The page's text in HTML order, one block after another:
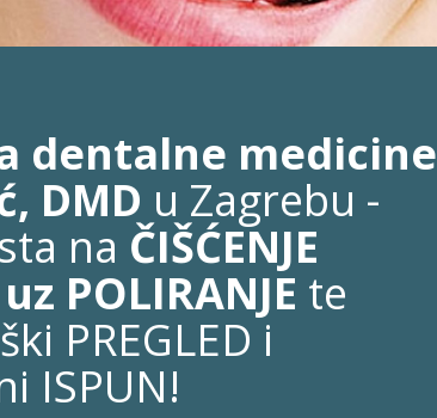
dentalne medicine
DMD u Zagrebu -
na ČIŠĆENJE
POLIRANJE te
PREGLED i
ISPUN!